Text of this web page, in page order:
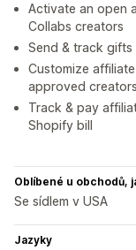
Activate an open
Collabs creators
Send & track
Customize
approved creators
Track & pay
Shopify bill
Oblíbené u obchodů,
Se sídlem v USA
Jazyky